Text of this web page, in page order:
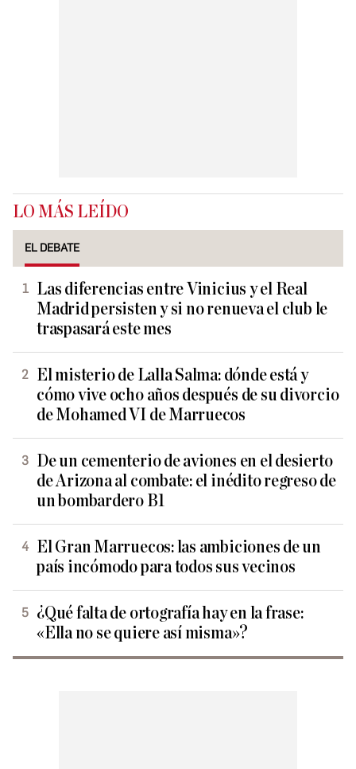
LO MÁS LEÍDO
EL DEBATE
Las diferencias entre Vinicius y el Real
Madrid persisten y si no renueva el club le
traspasará este mes
El misterio de Lalla Salma: dónde está y
cómo vive ocho años después de su divorcio
de Mohamed VI de Marruecos
De un cementerio de aviones en el desierto
de Arizona al combate: el inédito regreso de
un bombardero B1
El Gran Marruecos: las ambiciones de un
país incómodo para todos sus vecinos
¿Qué falta de ortografía hay en la frase:
«Ella no se quiere así misma»?